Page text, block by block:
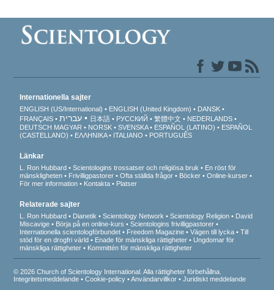
Internationella sajter
ENGLISH (US/International) ENGLISH (United Kingdom)
DANSK
FRANÇAIS
עברית 日本語 РУССКИЙ 繁體中文
NEDERLANDS
DEUTSCH MAGYAR NORSK SVENSKA ESPAÑOL (LATINO)
ESPAÑOL
(CASTELLANO)
ΕΛΛΗΝΙΚA ITALIANO PORTUGUÊS
Länkar
L. Ron Hubbard Scientologins trossatser och religiösa bruk
En röst för
mänskligheten
Frivilligpastorer Ofta ställda frågor Böcker
Online-kurser
För mer information
Kontakta Platser
Relaterade sajter
L. Ron Hubbard Dianetik Scientology Network Scientology Religion
David
Miscavige
Börja på en online-kurs
Scientologins frivilligpastorer
Internationella scientologförbundet
Freedom Magazine Vägen till lycka
Till
stöd för en drogfri värld
Enade för mänskliga rättigheter
Ungdomar för
mänskliga rättigheter
Kommittén för mänskliga rättigheter
© 2026 Church of Scientology International. Alla rättigheter förbehållna.
Integritetsmeddelande •Cookie-policy •Användarvillkor •Juridiskt meddelande